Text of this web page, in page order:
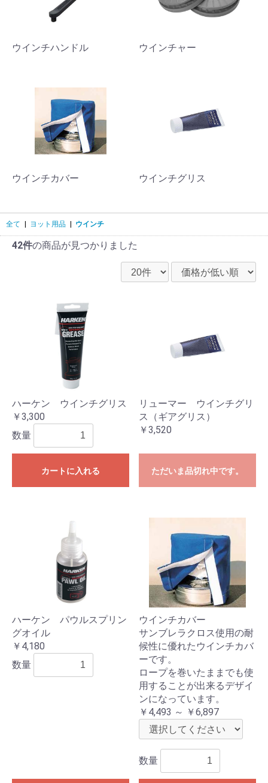
ウインチハンドル ウインチャー
ウインチカバー ウインチグリス
全て | ヨット用品 | ウインチ
42件の商品が見つかりました
ハーケン ウインチグリス
￥3,300
数量
カートに入れる
リューマー ウインチグリ
ス（ギアグリス）
￥3,520
ただいま品切れ中です。
ハーケン パウルスプリン
グオイル
￥4,180
数量
ウインチカバー
サンブレラクロス使用の耐
候性に優れたウインチカバ
ーです。
ロープを巻いたままでも使
用することが出来るデザイ
ンになっています。
￥4,493 ～ ￥6,897
数量